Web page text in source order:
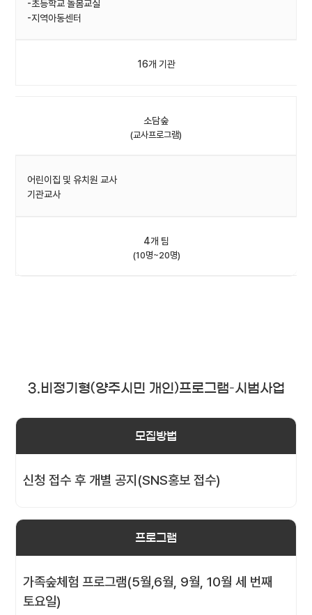
-초등학교 돌봄교실
-지역아동센터
16개 기관
소담숲
(교사프로그램)
어린이집 및 유치원 교사
기관교사
4개 팀
(10명~20명)
3.비정기형(양주시민 개인)프로그램–시범사업
모집방법
신청 접수 후 개별 공지(SNS홍보 접수)
프로그램
가족숲체험 프로그램(5월,6월, 9월, 10월 세 번째
토요일)